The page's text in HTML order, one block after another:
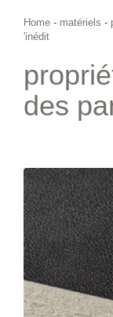
Home - matériels -
'inédit
des